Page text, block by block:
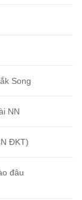
Song
NN
ĐKT)
đâu